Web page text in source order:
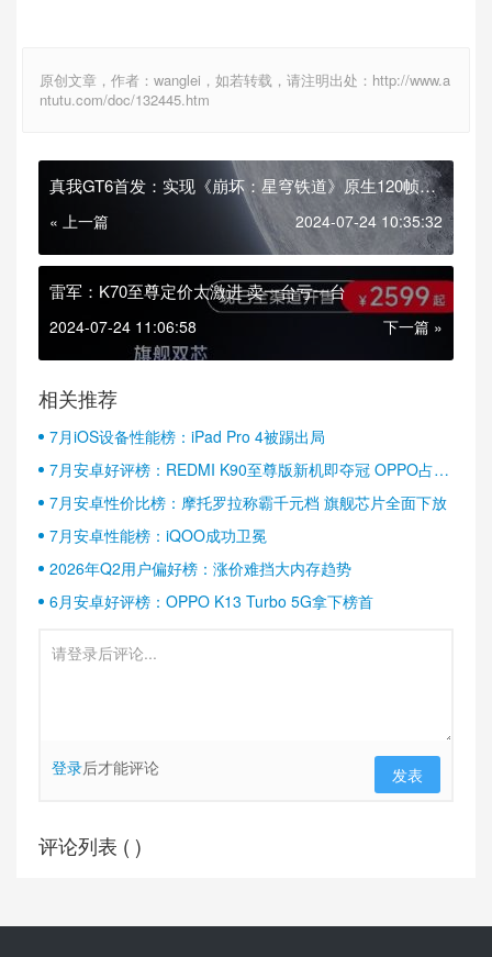
原创文章，作者：wanglei，如若转载，请注明出处：http://www.a
ntutu.com/doc/132445.htm
真我GT6首发：实现《崩坏：星穹铁道》原生120帧体
« 上一篇 2024-07-24 10:35:32
雷军：K70至尊定价太激进 卖一台亏一台
2024-07-24 11:06:58 下一篇 »
相关推荐
7月iOS设备性能榜：iPad Pro 4被踢出局
7月安卓好评榜：REDMI K90至尊版新机即夺冠 OPPO占据
半壁江山
7月安卓性价比榜：摩托罗拉称霸千元档 旗舰芯片全面下放
7月安卓性能榜：iQOO成功卫冕
2026年Q2用户偏好榜：涨价难挡大内存趋势
6月安卓好评榜：OPPO K13 Turbo 5G拿下榜首
登录后才能评论 发表
评论列表 ( )